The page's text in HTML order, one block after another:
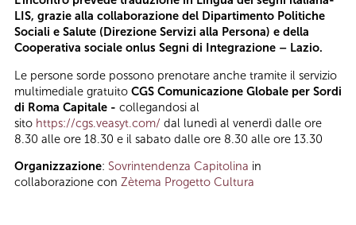
LIS, grazie alla collaborazione del Dipartimento Politiche
Sociali e Salute (Direzione Servizi alla Persona) e della
Cooperativa sociale onlus Segni di Integrazione – Lazio.
Le persone sorde possono prenotare anche tramite il servizio
multimediale gratuito CGS Comunicazione Globale per Sordi
di Roma Capitale - collegandosi al
sito https://cgs.veasyt.com/ dal lunedì al venerdì dalle ore
8.30 alle ore 18.30 e il sabato dalle ore 8.30 alle ore 13.30
Organizzazione: Sovrintendenza Capitolina in
collaborazione con Zètema Progetto Cultura